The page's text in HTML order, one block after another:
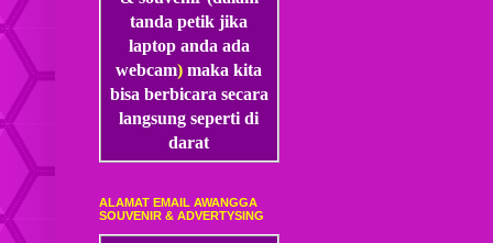
tanda petik jika
laptop anda ada
webcam)maka kita
bisa berbicara secara
langsung seperti di
darat
ALAMAT EMAIL AWANGGA
SOUVENIR & ADVERTYSING